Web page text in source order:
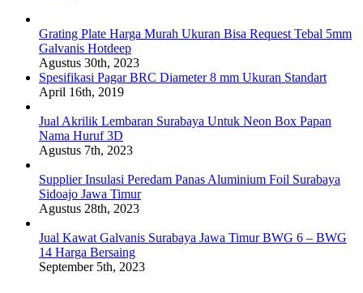
Grating Plate Harga Murah Ukuran Bisa Request Tebal 5mm
Galvanis Hotdeep
Agustus 30th, 2023
Spesifikasi Pagar BRC Diameter 8 mm Ukuran Standart
April 16th, 2019
Jual Akrilik Lembaran Surabaya Untuk Neon Box Papan
Nama Huruf 3D
Agustus 7th, 2023
Supplier Insulasi Peredam Panas Aluminium Foil Surabaya
Sidoajo Jawa Timur
Agustus 28th, 2023
Jual Kawat Galvanis Surabaya Jawa Timur BWG 6 – BWG
14 Harga Bersaing
September 5th, 2023